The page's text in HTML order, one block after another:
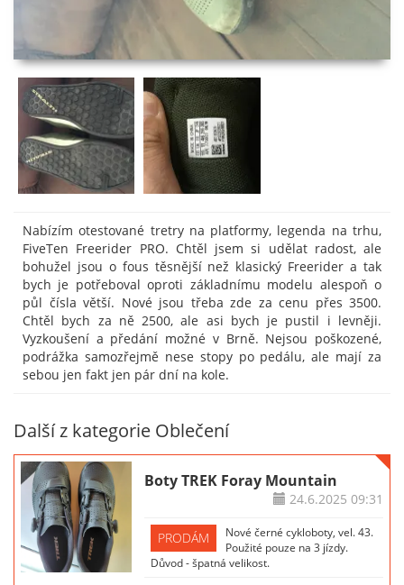
Nabízím otestované tretry na platformy, legenda na trhu,
FiveTen Freerider PRO. Chtěl jsem si udělat radost, ale
bohužel jsou o fous těsnější než klasický Freerider a tak
bych je potřeboval oproti základnímu modelu alespoň o
půl čísla větší. Nové jsou třeba zde za cenu přes 3500.
Chtěl bych za ně 2500, ale asi bych je pustil i levněji.
Vyzkoušení a předání možné v Brně. Nejsou poškozené,
podrážka samozřejmě nese stopy po pedálu, ale mají za
sebou jen fakt jen pár dní na kole.
Další z kategorie Oblečení
Boty TREK Foray Mountain
24.6.2025 09:31
PRODÁM
Nové černé cykloboty, vel. 43.
Použité pouze na 3 jízdy.
Důvod - špatná velikost.